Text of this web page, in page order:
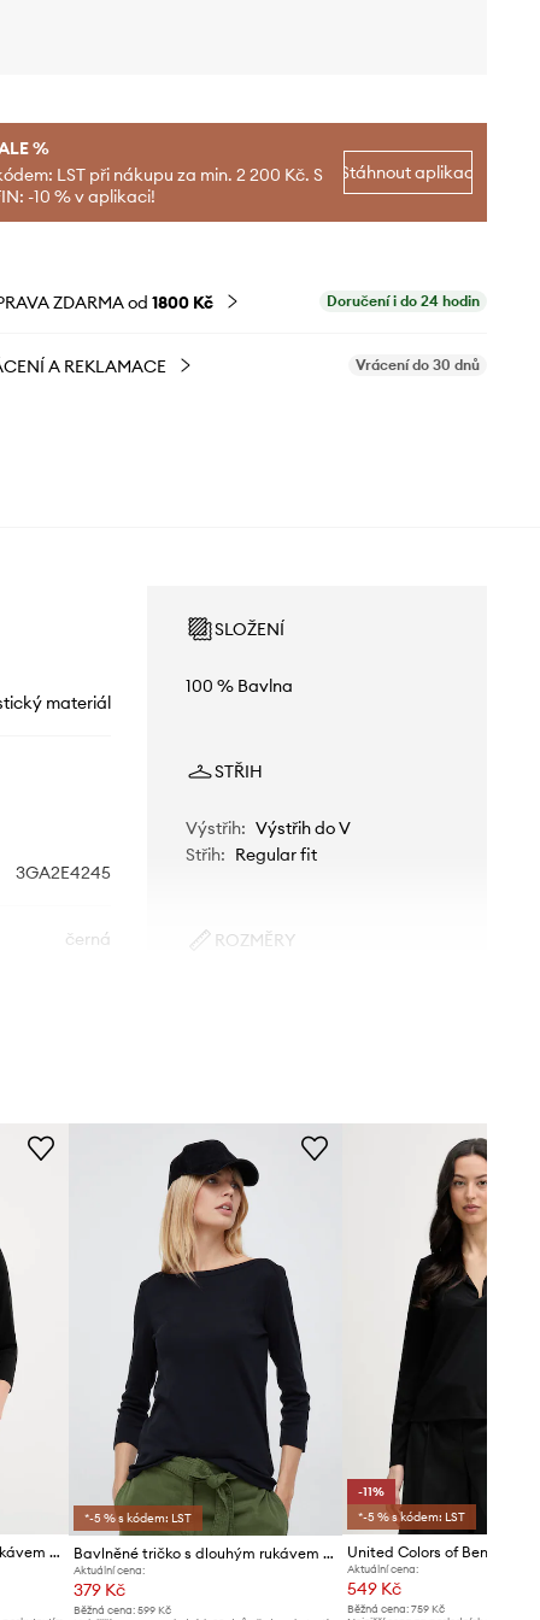
%
LST při nákupu za min. 2 200 Kč. S
-10 % v aplikaci!
Stáhnout aplikaci
ZDARMA od 1800 Kč Doručení i do 24 hodin
A REKLAMACE Vrácení do 30 dnů
materiál
3GA2E4245
černá
SLOŽENÍ
100 % Bavlna
STŘIH
Výstřih: Výstřih do V
Střih: Regular fit
ROZMĚRY
Velikosti uvedené v obchodě byly
přepočítány na standardní evropskou
tabulku velikostí. Na etiketě
dodaného produktu je uvedeno
původní označení výrobce.
Tabulka velikosti
Bavlněné tričko s dlouhým rukávem United Colors of Benetton
*-5 % s kódem: LST
Bavlněné tričko s dlouhým rukávem United Colors of Benetton
Aktuální cena:
379 Kč
Běžná cena:599 Kč
-11%
*-5 % s kódem: LST
Aktuální cena:
549 Kč
Běžná cena: 759 Kč